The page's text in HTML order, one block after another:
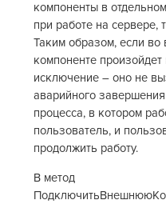
компоненты в
при работе на сервере,
Таким образом, если во
компоненте
исключение – оно не
аварийного
процесса, в котором
пользователь, и
продолжить работу.
В метод